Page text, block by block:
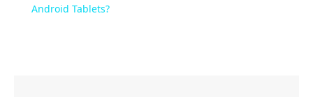
Android Tablets?